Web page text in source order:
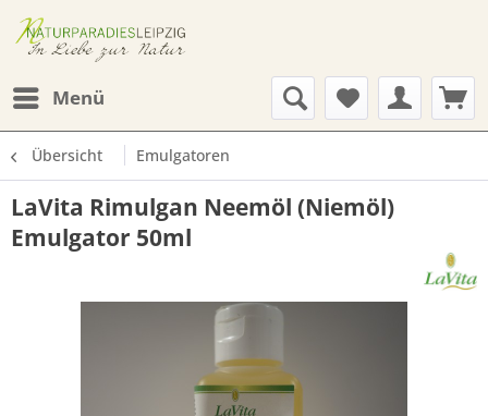
Menü
Übersicht Emulgatoren
LaVita Rimulgan Neemöl (Niemöl)
Emulgator 50ml